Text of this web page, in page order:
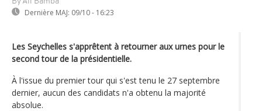
Dernière MAJ: 09/10 - 16:23
Les Seychelles s'apprêtent à retourner aux urnes pour le
second tour de la présidentielle.
À l'issue du premier tour qui s'est tenu le 27 septembre
dernier, aucun des candidats n'a obtenu la majorité
absolue.